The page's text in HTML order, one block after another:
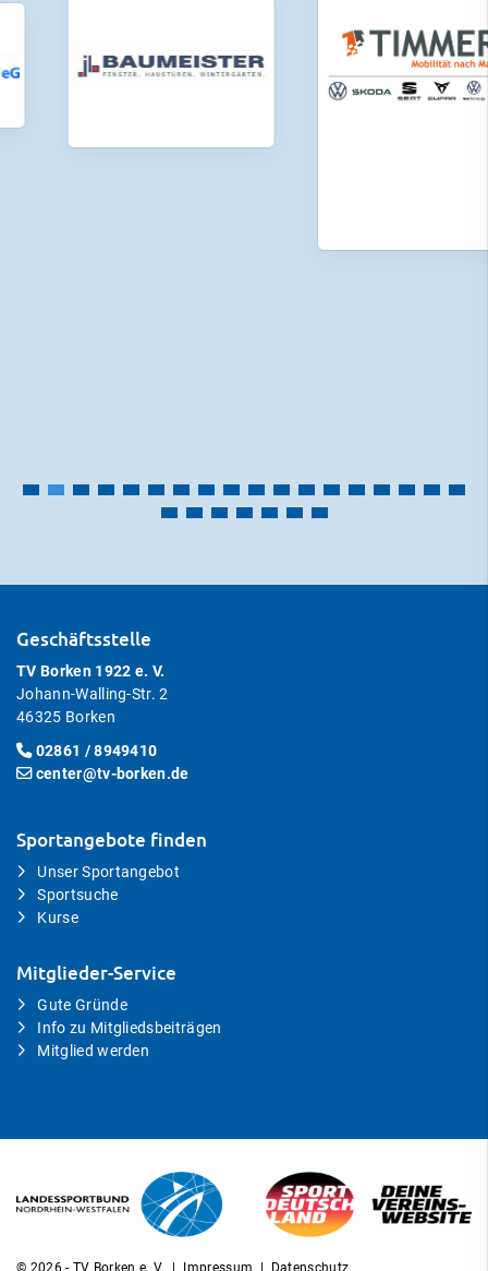
Geschäftsstelle
TV Borken 1922 e. V.
Johann-Walling-Str. 2
46325 Borken
02861 / 8949410
center@tv-borken.de
Sportangebote finden
Unser Sportangebot
Sportsuche
Kurse
Mitglieder-Service
Gute Gründe
Info zu Mitgliedsbeiträgen
Mitglied werden
© 2026 - TV Borken e. V. | Impressum Datenschutz